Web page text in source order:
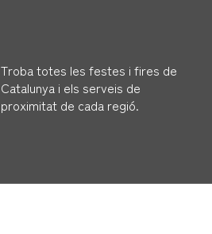
Troba totes les festes i fires de
Catalunya i els serveis de
proximitat de cada regió.